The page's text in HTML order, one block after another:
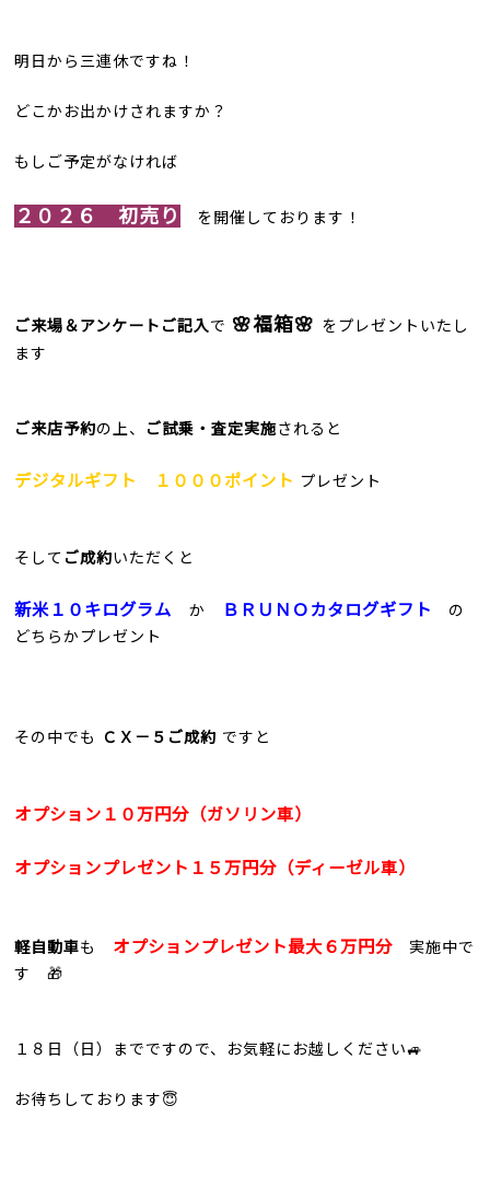
明日から三連休ですね！
どこかお出かけされますか？
もしご予定がなければ
２０２６ 初売り を開催しております！
ご来場＆アンケートご記入で 🌸福箱🌸
をプレゼントいたし
ます
ご来店予約の上、 ご試乗・査定実施されると
デジタルギフト １０００ポイント プレゼント
そして ご成約いただくと
新米１０キログラム か ＢＲＵＮＯカタログギフト
の
どちらかプレゼント
その中でも ＣＸ－５ご成約 ですと
オプション１０万円分（ガソリン車）
オプションプレゼント１５万円分（ディーゼル車）
軽自動車も オプションプレゼント最大６万円分実施中で
す 🎁
１８日（日）までですので、お気軽にお越しください🚙
お待ちしております😇